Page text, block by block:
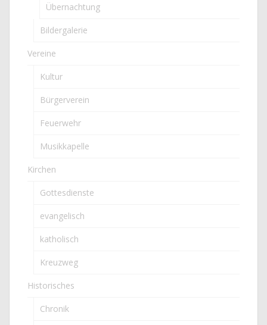
Übernachtung
Bildergalerie
Vereine
Kultur
Bürgerverein
Feuerwehr
Musikkapelle
Kirchen
Gottesdienste
evangelisch
katholisch
Kreuzweg
Historisches
Chronik